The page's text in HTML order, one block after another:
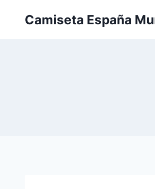
Camiseta España